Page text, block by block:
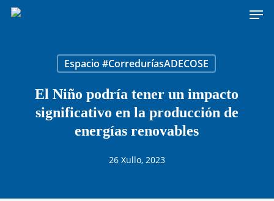
Skip
Espacio #CorreduríasADECOSE
El Niño podría tener un impacto
significativo en la producción de
energías renovables
26 Xullo, 2023